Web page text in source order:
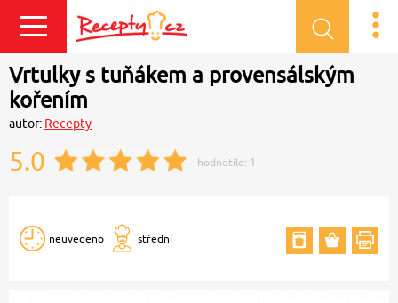
Přihlásit se
Vrtulky s tuňákem a provensálským
kořením
autor: Recepty
5.0 hodnotilo: 1
neuvedeno střední